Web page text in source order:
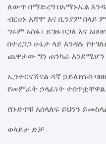
ለውጥ በማድረግ በአማኑኤል
ብርሀኑ አሻሞ እና ቢንያም በላይ
ግሩም አሰፋ፣ ይገዙ ቦጋለ እና
በተረጋጋ ሁኔታ ላይ እንዳሉ
ጨዋታው ግን ጠንካራ እንደሚሆን
ኢንተርናሽናል ዳኛ ኃይለየሱስ
የመምራት ኃላፊነት
የቡድኖቹ አሰላለፍ ይህንን
ወላይታ ድቻ